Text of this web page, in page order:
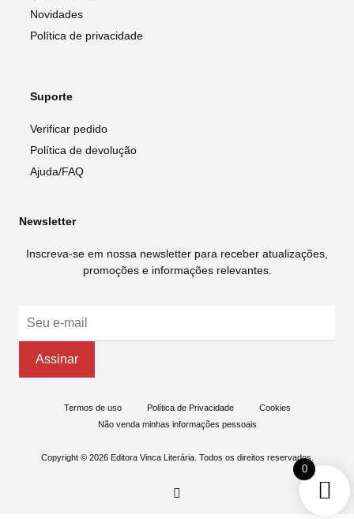
Novidades
Política de privacidade
Suporte
Verificar pedido
Política de devolução
Ajuda/FAQ
Newsletter
Inscreva-se em nossa newsletter para receber atualizações,
promoções e informações relevantes.
Termos de uso Política de Privacidade
Cookies
Não venda minhas informações pessoais
Copyright © 2026 Editora Vinca Literária. Todos os direitos reservados.
0